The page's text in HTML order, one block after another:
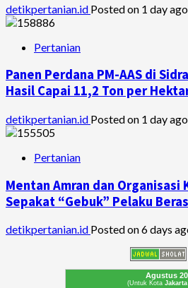
detikpertanian.id Posted on 1 day ago
Pertanian
Panen Perdana PM-AAS di
Hasil Capai 11,2 Ton per
detikpertanian.id Posted on 1 day ago
Pertanian
Mentan Amran dan Organisasi
Sepakat “Gebuk” Pelaku
detikpertanian.id Posted on 6 days